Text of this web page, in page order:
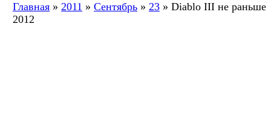
Главная » 2011 » Сентябрь » 23 » Diablo III не раньше
2012